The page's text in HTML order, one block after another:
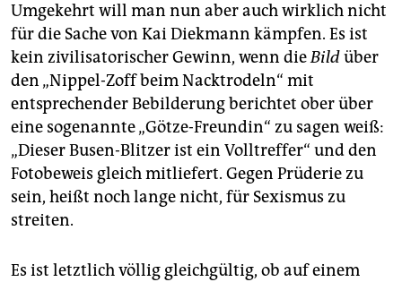
Umgekehrt will man nun aber auch wirklich nicht
für die Sache von Kai Diekmann kämpfen. Es ist
kein zivilisatorischer Gewinn, wenn dieBildüber
den „Nippel-Zoff beim Nacktrodeln“ mit
entsprechender Bebilderung berichtet ober über
eine sogenannte „Götze-Freundin“ zu sagen weiß:
„Dieser Busen-Blitzer ist ein Volltreffer“ und den
Fotobeweis gleich mitliefert. Gegen Prüderie zu
sein, heißt noch lange nicht, für Sexismus zu
streiten.
Es ist letztlich völlig gleichgültig, ob auf einem